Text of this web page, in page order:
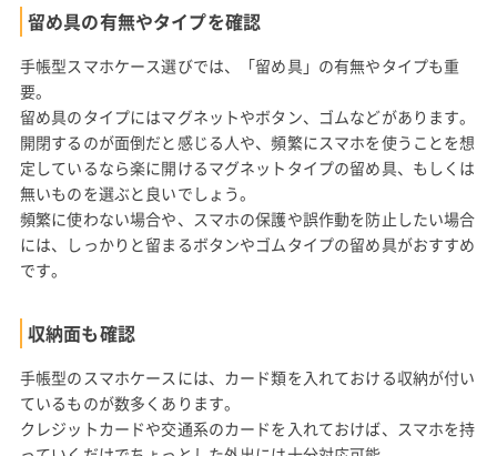
留め具の有無やタイプを確認
手帳型スマホケース選びでは、「留め具」の有無やタイプも重
要。
留め具のタイプにはマグネットやボタン、ゴムなどがあります。
開閉するのが面倒だと感じる人や、頻繁にスマホを使うことを想
定しているなら楽に開けるマグネットタイプの留め具、もしくは
無いものを選ぶと良いでしょう。
頻繁に使わない場合や、スマホの保護や誤作動を防止したい場合
には、しっかりと留まるボタンやゴムタイプの留め具がおすすめ
です。
収納面も確認
手帳型のスマホケースには、カード類を入れておける収納が付い
ているものが数多くあります。
クレジットカードや交通系のカードを入れておけば、スマホを持